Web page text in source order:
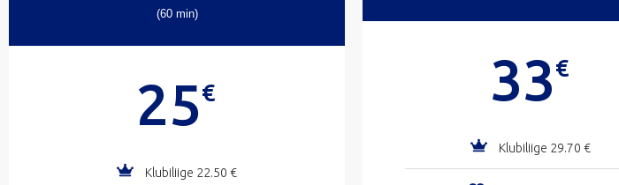
(60 min)
25€
Klubiliige 22.50 €
33€
Klubiliige 29.70 €